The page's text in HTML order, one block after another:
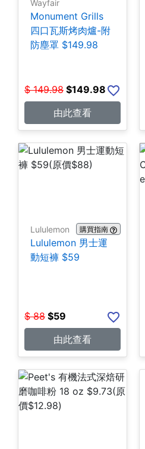
Wayfair
Monument Grills
四口瓦斯烤肉爐-附
防塵罩 $149.98
$ 149.98 $149.98
由此查看
Lululemon 購買指南
Lululemon 男士運
動短褲 $59
$ 88 $59
由此查看